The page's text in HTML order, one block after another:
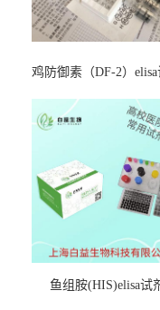
鸡防御素（DF-2）
鱼组胺(HIS)elisa试